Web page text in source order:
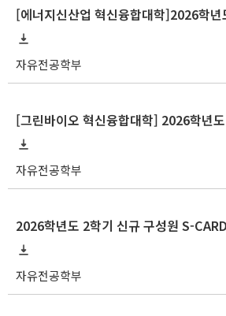
자유전공학부
자유전공학부
2026학년도 2학기 신규 구성원 S-
자유전공학부